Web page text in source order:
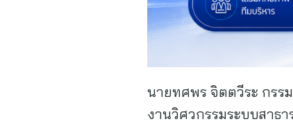
นายทศพร จิตตวีระ กรร
งานวิศวกรรมระบบสาธ